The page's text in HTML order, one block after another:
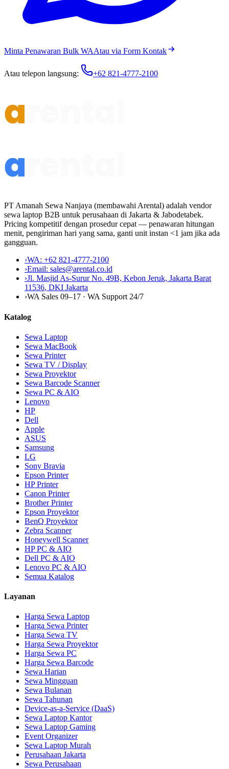
Minta Penawaran Bulk WAAtau via Form Kontak
Atau telepon langsung: +62 821-4777-2100
PT Amanah Sewa Nanjaya (membawahi Arental) adalah vendor
sewa laptop B2B untuk perusahaan di Jakarta & Jabodetabek.
Pricing kompetitif dengan prosedur cepat — penawaran hitungan
menit, pengiriman hari yang sama, ganti unit instan <1 jam jika ada
gangguan.
›WA: +62 821-4777-2100
›Email: sales@arental.co.id
›Jl. Masjid As-Surur No. 49B, Kebon Jeruk, Jakarta Barat
11536, DKI Jakarta
›WA Sales 09–17 · WA Support 24/7
Katalog
Sewa Laptop
Sewa MacBook
Sewa Printer
Sewa TV / Display
Sewa Proyektor
Sewa Barcode Scanner
Sewa PC & AIO
Lenovo
HP
Dell
Apple
ASUS
Samsung
LG
Sony Bravia
Epson Printer
HP Printer
Canon Printer
Brother Printer
Epson Proyektor
BenQ Proyektor
Zebra Scanner
Honeywell Scanner
HP PC & AIO
Dell PC & AIO
Lenovo PC & AIO
Semua Katalog
Layanan
Harga Sewa Laptop
Harga Sewa Printer
Harga Sewa TV
Harga Sewa Proyektor
Harga Sewa PC
Harga Sewa Barcode
Sewa Harian
Sewa Mingguan
Sewa Bulanan
Sewa Tahunan
Device-as-a-Service (DaaS)
Sewa Laptop Kantor
Sewa Laptop Gaming
Event Organizer
Sewa Laptop Murah
Perusahaan Jakarta
Sewa Perusahaan